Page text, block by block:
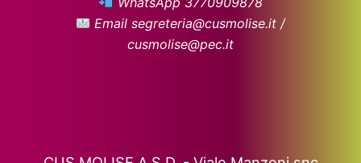
Email segreteria@cusmolise.it /
cusmolise@pec.it